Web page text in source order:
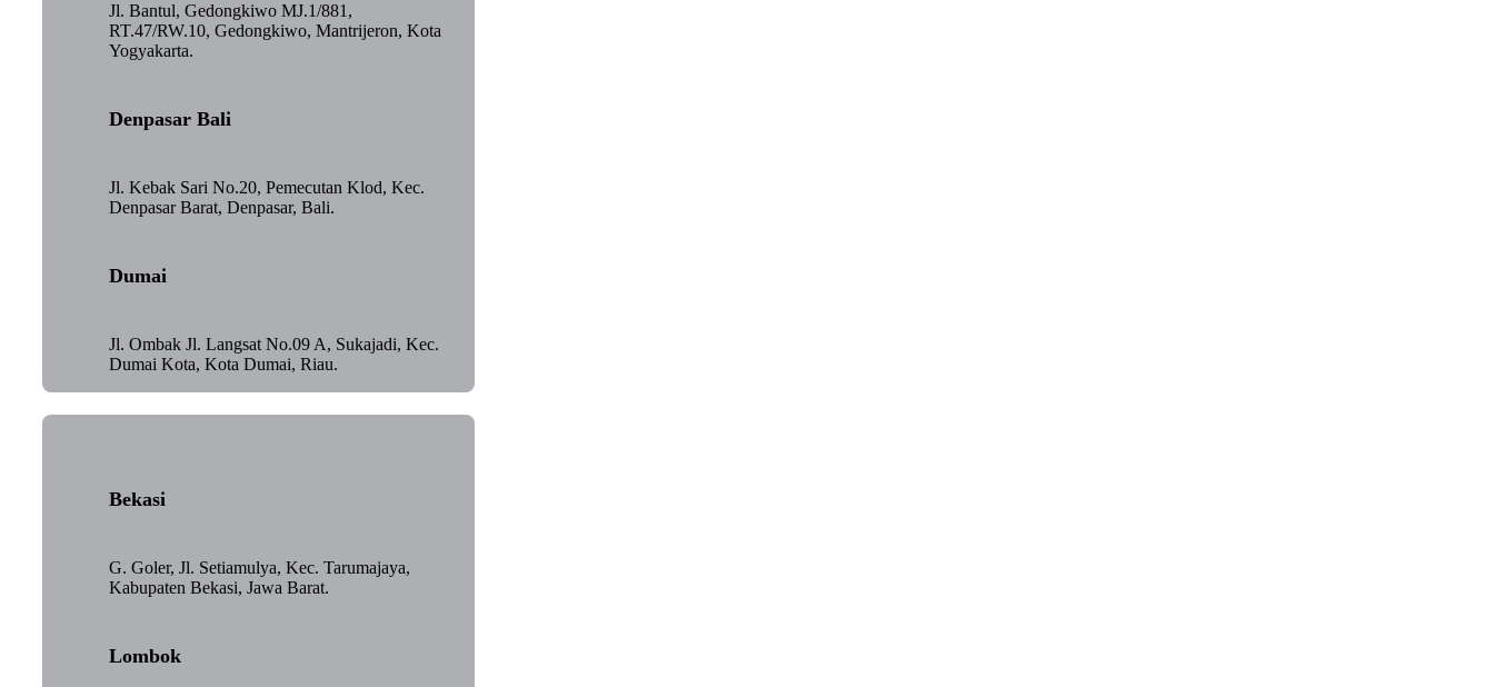
Jl. Bantul, Gedongkiwo MJ.1/881,
RT.47/RW.10, Gedongkiwo, Mantrijeron, Kota
Yogyakarta.
Denpasar Bali
Jl. Kebak Sari No.20, Pemecutan Klod, Kec.
Denpasar Barat, Denpasar, Bali.
Dumai
Jl. Ombak Jl. Langsat No.09 A, Sukajadi, Kec.
Dumai Kota, Kota Dumai, Riau.
Bekasi
G. Goler, Jl. Setiamulya, Kec. Tarumajaya,
Kabupaten Bekasi, Jawa Barat.
Lombok